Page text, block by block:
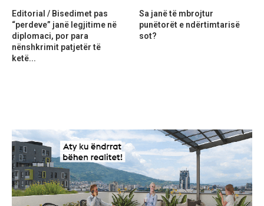
Editorial / Bisedimet pas
“perdeve” janë legjitime në
diplomaci, por para
nënshkrimit patjetër të
ketë...
Sa janë të mbrojtur
punëtorët e ndërtimtarisë
sot?